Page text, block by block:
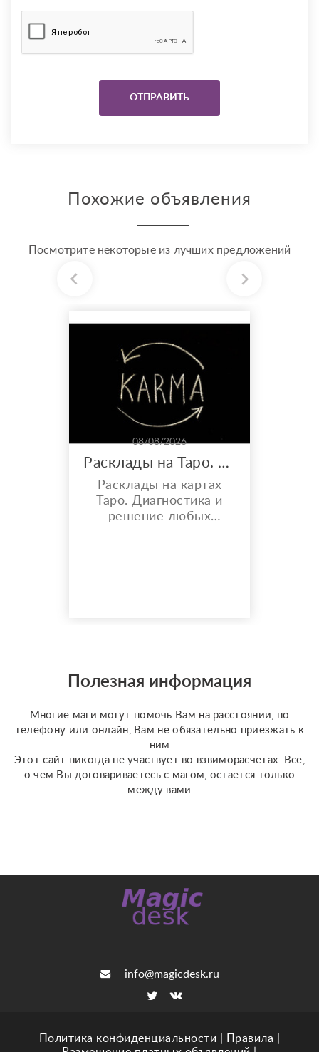
Похожие объявления
Посмотрите некоторые из лучших предложений
08/08/2026
Расклады на Таро. Работа с кармой, порчей и проклятиями.
Расклады на картах
Таро. Диагностика и
решение любых
выхода из ситуации.
Также осуществляю
проблемами (блокам...
Полезная информация
Многие маги могут помочь Вам на расстоянии, по
телефону или онлайн, Вам не обязательно приезжать к
ним
Этот сайт никогда не участвует во взвиморасчетах. Все,
о чем Вы договариваетесь с магом, остается только
между вами
info@magicdesk.ru
Политика конфиденциальности Правила